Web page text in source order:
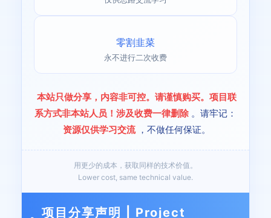
零割韭菜
永不进行二次收费
本站只做分享，内容非可控。请谨慎购买。项目联
系方式非本站人员！涉及收费一律删除 。请牢记：
资源仅供学习交流 ，不做任何保证。
用更少的成本，获取同样的技术价值。
Lower cost, same technical value.
项目分享声明 | Project